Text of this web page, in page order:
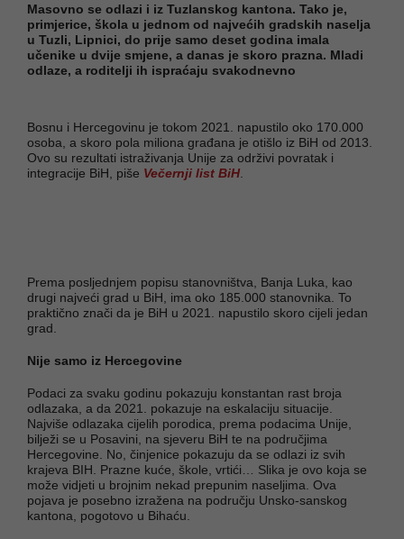
Masovno se odlazi i iz Tuzlanskog kantona. Tako je,
primjerice, škola u jednom od najvećih gradskih naselja
u Tuzli, Lipnici, do prije samo deset godina imala
učenike u dvije smjene, a danas je skoro prazna. Mladi
odlaze, a roditelji ih ispraćaju svakodnevno
Bosnu i Hercegovinu je tokom 2021. napustilo oko 170.000
osoba, a skoro pola miliona građana je otišlo iz BiH od 2013.
Ovo su rezultati istraživanja Unije za održivi povratak i
integracije BiH, piše Večernji list BiH
Prema posljednjem popisu stanovništva, Banja Luka, kao
drugi najveći grad u BiH, ima oko 185.000 stanovnika. To
praktično znači da je BiH u 2021. napustilo skoro cijeli jedan
grad.
Nije samo iz Hercegovine
Podaci za svaku godinu pokazuju konstantan rast broja
odlazaka, a da 2021. pokazuje na eskalaciju situacije.
Najviše odlazaka cijelih porodica, prema podacima Unije,
bilježi se u Posavini, na sjeveru BiH te na područjima
Hercegovine. No, činjenice pokazuju da se odlazi iz svih
krajeva BIH. Prazne kuće, škole, vrtići… Slika je ovo koja se
može vidjeti u brojnim nekad prepunim naseljima. Ova
pojava je posebno izražena na području Unsko-sanskog
kantona, pogotovo u Bihaću.